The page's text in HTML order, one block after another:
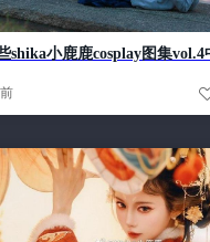
shika小鹿鹿cosplay图集vol.4